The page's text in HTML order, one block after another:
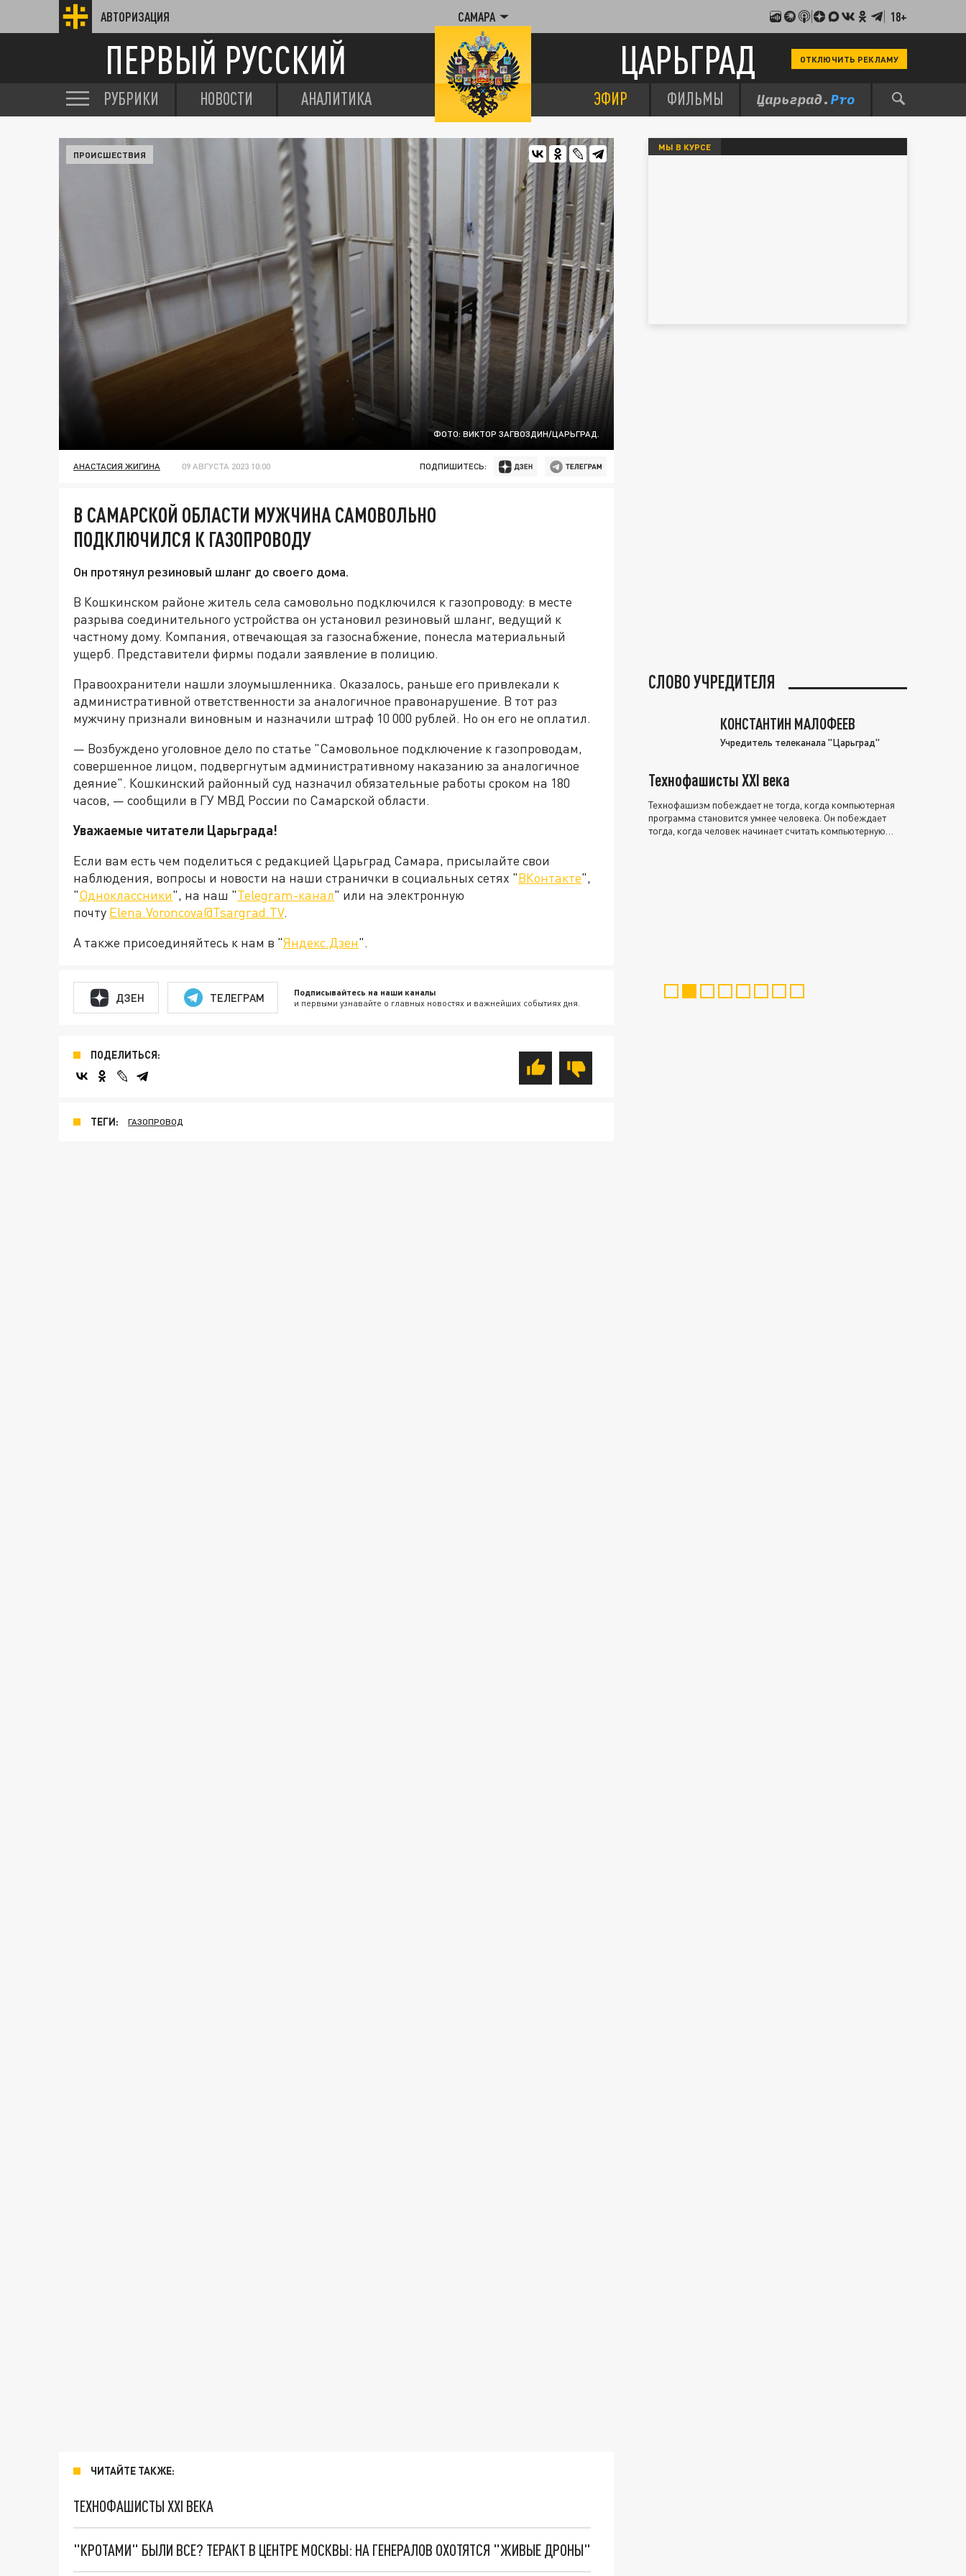
АВТОРИЗАЦИЯ САМАРА 18+
ПЕРВЫЙ РУССКИЙ ЦАРЬГРАД ОТКЛЮЧИТЬ РЕКЛАМУ
РУБРИКИ НОВОСТИ АНАЛИТИКА ЭФИР ФИЛЬМЫ
ФОТО: ВИКТОР ЗАГВОЗДИН/ЦАРЬГРАД.
ПРОИСШЕСТВИЯ
АНАСТАСИЯ ЖИГИНА 09 АВГУСТА 2023 10:00 ПОДПИШИТЕСЬ:
В САМАРСКОЙ ОБЛАСТИ МУЖЧИНА САМОВОЛЬНО
ПОДКЛЮЧИЛСЯ К ГАЗОПРОВОДУ
Он протянул резиновый шланг до своего дома.
В Кошкинском районе житель села самовольно подключился к газопроводу: в месте
разрыва соединительного устройства он установил резиновый шланг, ведущий к
частному дому. Компания, отвечающая за газоснабжение, понесла материальный
ущерб. Представители фирмы подали заявление в полицию.
Правоохранители нашли злоумышленника. Оказалось, раньше его привлекали к
административной ответственности за аналогичное правонарушение. В тот раз
мужчину признали виновным и назначили штраф 10 000 рублей. Но он его не оплатил.
— Возбуждено уголовное дело по статье "Самовольное подключение к газопроводам,
совершенное лицом, подвергнутым административному наказанию за аналогичное
деяние". Кошкинский районный суд назначил обязательные работы сроком на 180
часов, — сообщили в ГУ МВД России по Самарской области.
Уважаемые читатели Царьграда!
Если вам есть чем поделиться с редакцией Царьград Самара, присылайте свои
наблюдения, вопросы и новости на наши странички в социальных сетях "ВКонтакте",
"Одноклассники", на наш "Telegram-канал" или на электронную
почту Elena.Voroncova@Tsargrad.TV.
А также присоединяйтесь к нам в "Яндекс.Дзен".
ДЗЕН ТЕЛЕГРАМ Подписывайтесь на наши каналы
и первыми узнавайте о главных новостях и важнейших событиях дня.
ПОДЕЛИТЬСЯ:
ТЕГИ: ГАЗОПРОВОД
ЧИТАЙТЕ ТАКЖЕ:
ТЕХНОФАШИСТЫ XXI ВЕКА
"КРОТАМИ" БЫЛИ ВСЕ? ТЕРАКТ В ЦЕНТРЕ МОСКВЫ: НА ГЕНЕРАЛОВ ОХОТЯТСЯ "ЖИВЫЕ ДРОНЫ"
МЫ В КУРСЕ
СЛОВО УЧРЕДИТЕЛЯ
КОНСТАНТИН МАЛОФЕЕВ
Учредитель телеканала "Царьград"
Технофашисты XXI века
Технофашизм побеждает не тогда, когда компьютерная
программа становится умнее человека. Он побеждает
тогда, когда человек начинает считать компьютерную